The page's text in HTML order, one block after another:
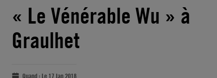
« Le Vénérable Wu » à
Graulhet
Quand : Le 17 Jan 2018